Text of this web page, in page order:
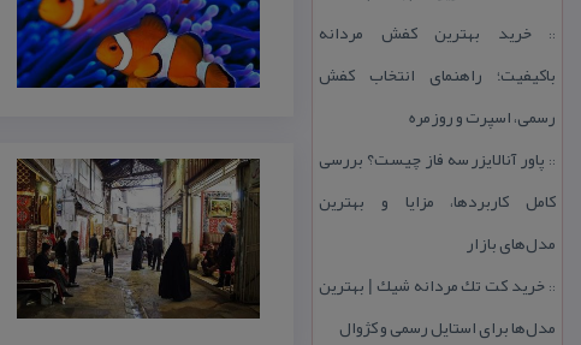
::خرید بهترین كفش مردانه
باكیفیت؛ راهنمای انتخاب كفش
رسمی، اسپرت و روزمره
:: پاور آنالایزر سه فاز چیست؟ بررسی
كامل كاربردها، مزایا و بهترین
مدل‌های بازار
:: خرید كت تك مردانه شیك | بهترین
مدل‌ها برای استایل رسمی و كژوال